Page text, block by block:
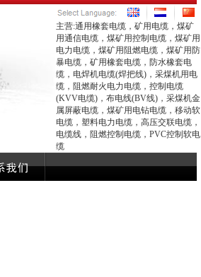
主营:通用橡套电缆，矿用电缆，煤矿
用通信电缆，煤矿用控制电缆，煤矿用
电力电缆，煤矿用阻燃电缆，煤矿用防
暴电缆，矿用橡套电缆，防水橡套电
缆，电焊机电缆(焊把线)，采煤机用电
缆，阻燃耐火电力电缆，控制电缆
(KVV电缆)，布电线(BV线)，采煤机金
属屏蔽电缆，煤矿用电钻电缆，移动软
电缆，塑料电力电缆，高压交联电缆，
电缆线，阻燃控制电缆，PVC控制软电
缆